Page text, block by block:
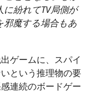
紛れてTV局側が
邪魔する場合もあ
ゲームに、スパイ
という推理物の要
連続のボードゲー